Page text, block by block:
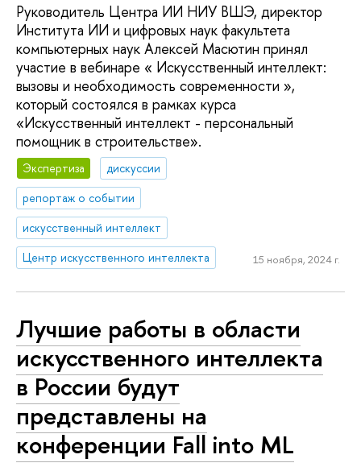
Руководитель Центра ИИ НИУ ВШЭ, директор
Института ИИ и цифровых наук факультета
компьютерных наук Алексей Масютин принял
участие в вебинаре « Искусственный интеллект:
вызовы и необходимость современности »,
который состоялся в рамках курса
«Искусственный интеллект - персональный
помощник в строительстве».
Экспертиза
дискуссии
репортаж о событии
искусственный интеллект
Центр искусственного интеллекта
15 ноября, 2024 г.
Лучшие работы в области
искусственного интеллекта
в России будут
представлены на
конференции Fall into ML